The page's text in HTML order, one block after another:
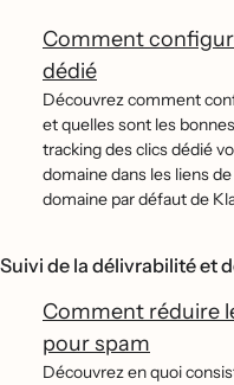
Comment
dédié
Découvrez comment
et quelles sont les
tracking des clics dédié
domaine dans les liens
domaine par défaut de
Suivi de la délivrabilité et
Comment réduire
pour spam
Découvrez en quoi